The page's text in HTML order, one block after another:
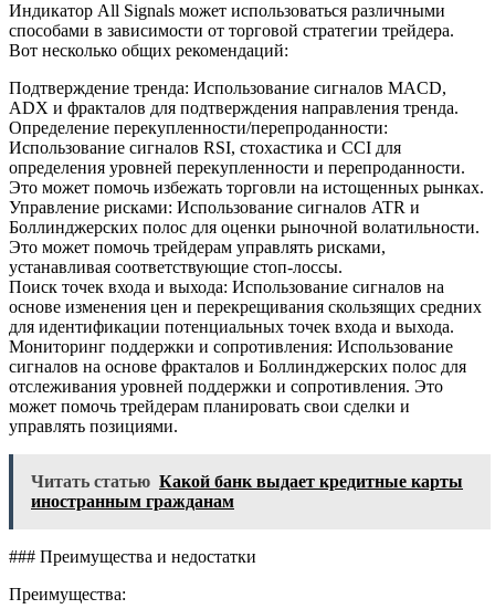
Индикатор All Signals может использоваться различными
способами в зависимости от торговой стратегии трейдера.
Вот несколько общих рекомендаций:
Подтверждение тренда: Использование сигналов MACD,
ADX и фракталов для подтверждения направления тренда.
Определение перекупленности/перепроданности:
Использование сигналов RSI, стохастика и CCI для
определения уровней перекупленности и перепроданности.
Это может помочь избежать торговли на истощенных рынках.
Управление рисками: Использование сигналов ATR и
Боллинджерских полос для оценки рыночной волатильности.
Это может помочь трейдерам управлять рисками,
устанавливая соответствующие стоп-лоссы.
Поиск точек входа и выхода: Использование сигналов на
основе изменения цен и перекрещивания скользящих средних
для идентификации потенциальных точек входа и выхода.
Мониторинг поддержки и сопротивления: Использование
сигналов на основе фракталов и Боллинджерских полос для
отслеживания уровней поддержки и сопротивления. Это
может помочь трейдерам планировать свои сделки и
управлять позициями.
Читать статью Какой банк выдает кредитные карты
иностранным гражданам
### Преимущества и недостатки
Преимущества: